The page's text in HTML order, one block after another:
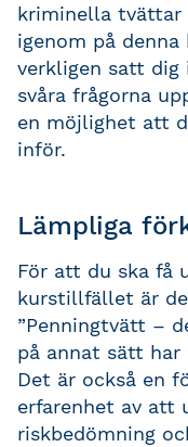
kriminella tvättar
igenom på
verkligen satt
svåra frågorna
en möjlighet att
inför.
Lämpliga
För att du ska få
kurstillfället är
”Penningtvätt –
på annat sätt har
Det är också en
erfarenhet av att
riskbedömning